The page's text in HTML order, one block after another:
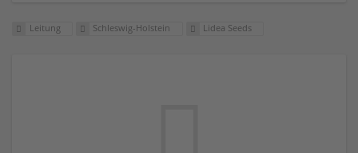
Leitung Schleswig-Holstein Lidea Seeds